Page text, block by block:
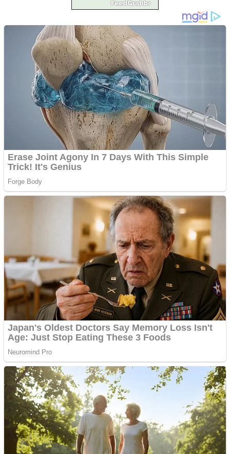
Vând sticlă cu vin din
Chardonnay
Împrumut si investitii
Ofera def între special
Vând domeniu+website
de publicitate de tip
Adsense
Pastorul Liviu Radu a
trecut la Domnul
Anchetă incendiară la
Gherla, polițist acuzat de
abuz în serviciu